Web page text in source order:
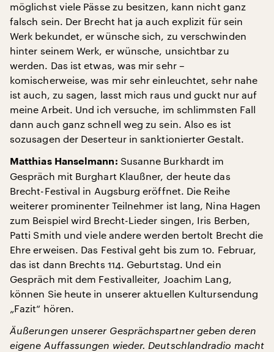
möglichst viele Pässe zu besitzen, kann nicht ganz
falsch sein. Der Brecht hat ja auch explizit für sein
Werk bekundet, er wünsche sich, zu verschwinden
hinter seinem Werk, er wünsche, unsichtbar zu
werden. Das ist etwas, was mir sehr –
komischerweise, was mir sehr einleuchtet, sehr nahe
ist auch, zu sagen, lasst mich raus und guckt nur auf
meine Arbeit. Und ich versuche, im schlimmsten Fall
dann auch ganz schnell weg zu sein. Also es ist
sozusagen der Deserteur in sanktionierter Gestalt.
Matthias Hanselmann: Susanne Burkhardt im
Gespräch mit Burghart Klaußner, der heute das
Brecht-Festival in Augsburg eröffnet. Die Reihe
weiterer prominenter Teilnehmer ist lang, Nina Hagen
zum Beispiel wird Brecht-Lieder singen, Iris Berben,
Patti Smith und viele andere werden bertolt Brecht die
Ehre erweisen. Das Festival geht bis zum 10. Februar,
das ist dann Brechts 114. Geburtstag. Und ein
Gespräch mit dem Festivalleiter, Joachim Lang,
können Sie heute in unserer aktuellen Kultursendung
„Fazit“ hören.
Äußerungen unserer Gesprächspartner geben deren
eigene Auffassungen wieder. Deutschlandradio macht